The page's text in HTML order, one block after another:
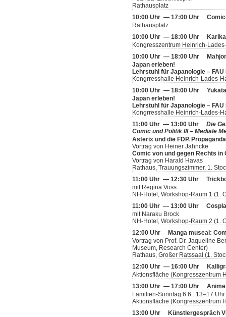
Rathausplatz
10:00 Uhr — 17:00 Uhr
Rathausplatz
10:00 Uhr — 18:00 Uhr
Kongresszentrum Heinrich-
10:00 Uhr — 18:00 Uhr
Japan erleben!
Lehrstuhl für Japanologie –
Kongrresshalle Heinrich-Lades-
10:00 Uhr — 18:00 Uhr
Japan erleben!
Lehrstuhl für Japanologie –
Kongrresshalle Heinrich-Lades-
11:00 Uhr — 13:00 Uhr Die
Comic und Politik III – Mediale
Asterix und die FDP.
Vortrag von Heiner Jahncke
Comic von und gegen Rechts in
Vortrag von Harald Havas
Rathaus, Trauungszimmer, 1.
11:00 Uhr — 12:30 Uhr
mit Regina Voss
NH-Hotel, Workshop-Raum 1 (1.
11:00 Uhr — 13:00 Uhr
mit Naraku Brock
NH-Hotel, Workshop-Raum 2 (1.
12:00 Uhr
Manga museal:
Vortrag von Prof. Dr. Jaqueline
Museum, Research Center)
Rathaus, Großer Ratssaal (1.
12:00 Uhr — 16:00 Uhr
Aktionsfläche (Kongresszentrum
13:00 Uhr — 17:00 Uhr
Familien-Sonntag 6.6.: 13–17
Aktionsfläche (Kongresszentrum
13:00 Uhr
Künstlergespräch